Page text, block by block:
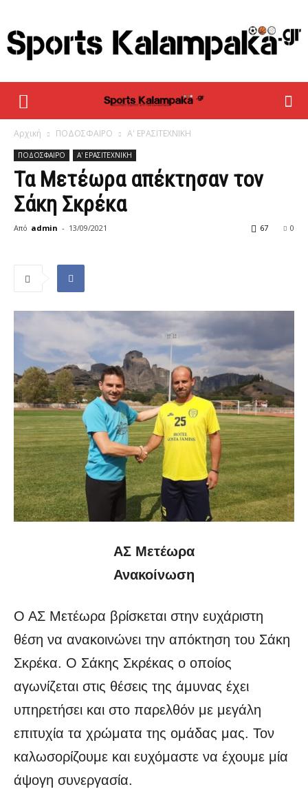
sportskalampaka
Αρχική ΠΟΔΟΣΦΑΙΡΟ Α' ΕΡΑΣΙΤΕΧΝΙΚΗ
ΠΟΔΟΣΦΑΙΡΟ Α' ΕΡΑΣΙΤΕΧΝΙΚΗ
Τα Μετέωρα απέκτησαν τον
Σάκη Σκρέκα
Από admin - 13/09/2021 0
67
ΑΣ Μετέωρα
Ανακοίνωση
Ο ΑΣ Μετέωρα βρίσκεται στην ευχάριστη
θέση να ανακοινώνει την απόκτηση του Σάκη
Σκρέκα. Ο Σάκης Σκρέκας ο οποίος
αγωνίζεται στις θέσεις της άμυνας έχει
υπηρετήσει και στο παρελθόν με μεγάλη
επιτυχία τα χρώματα της ομάδας μας. Τον
καλωσορίζουμε και ευχόμαστε να έχουμε μία
άψογη συνεργασία.